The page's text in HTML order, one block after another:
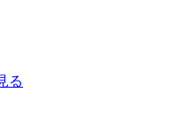
る